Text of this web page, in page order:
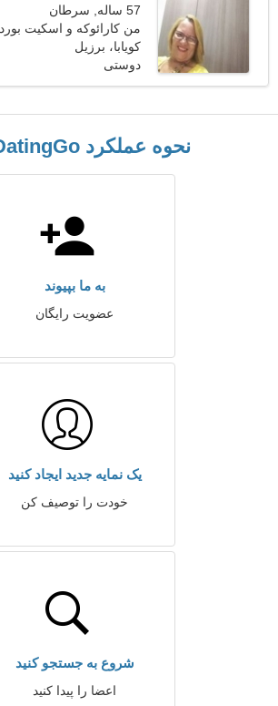
57 ساله, سرطان
من کارائوکه و اسکیت بورد
را ترجیح می دهم
کویابا، برزیل
دوستی
نحوه عملکرد BraDatingGo
به ما بپیوند
عضویت رایگان
یک نمایه جدید ایجاد کنید
خودت را توصیف کن
شروع به جستجو کنید
اعضا را پیدا کنید